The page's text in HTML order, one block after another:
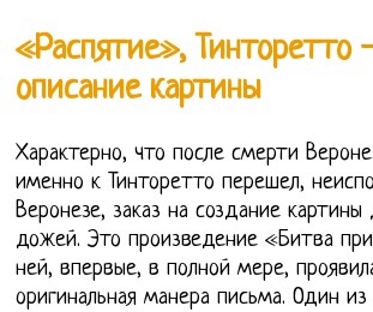
«Распятие»,
описание картины
Характерно, что после смерти
именно к Тинторетто перешел,
Веронезе, заказ на создание
дожей. Это произведение «Битва
ней, впервые, в полной мере,
оригинальная манера письма. Один